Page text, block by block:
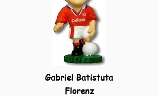
Gabriel Batistuta
Florenz